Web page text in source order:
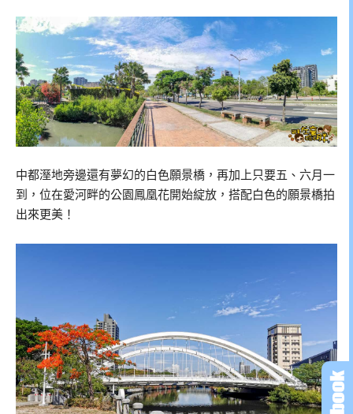
中都溼地旁邊還有夢幻的白色願景橋，再加上只要五、六月一
到，位在愛河畔的公園鳳凰花開始綻放，搭配白色的願景橋拍
出來更美！